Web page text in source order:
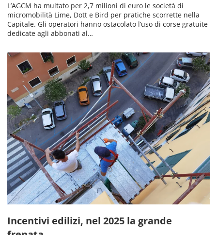
L’AGCM ha multato per 2,7 milioni di euro le società di
micromobilità Lime, Dott e Bird per pratiche scorrette nella
Capitale. Gli operatori hanno ostacolato l’uso di corse gratuite
dedicate agli abbonati al…
Incentivi edilizi, nel 2025 la grande